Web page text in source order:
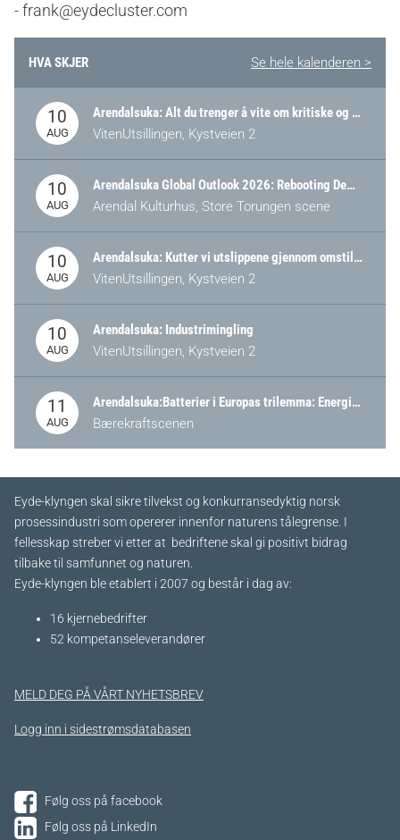
- frank@eydecluster.com
HVA SKJER Se hele kalenderen >
10
AUG
Arendalsuka: Alt du trenger å vite om kritiske og strategiske verdikjeder i Norge
VitenUtsillingen, Kystveien 2
10
AUG
Arendalsuka Global Outlook 2026: Rebooting Democracy for a New World Order
Arendal Kulturhus, Store Torungen scene
10
AUG
Arendalsuka: Kutter vi utslippene gjennom omstilling – eller tap av industri?
VitenUtsillingen, Kystveien 2
10
AUG
Arendalsuka: Industrimingling
VitenUtsillingen, Kystveien 2
11
AUG
Arendalsuka:Batterier i Europas trilemma: Energisikkerhet, konkurransekraft og bærekraft (Battery Norway-arrangement)
Bærekraftscenen
Eyde-klyngen skal sikre tilvekst og konkurransedyktig norsk
prosessindustri som opererer innenfor naturens tålegrense. I
fellesskap streber vi etter at bedriftene skal gi positivt bidrag
tilbake til samfunnet og naturen.
Eyde-klyngen ble etablert i 2007 og består i dag av:
16 kjernebedrifter​
52 kompetanseleverandører
MELD DEG PÅ VÅRT NYHETSBREV
Logg inn i sidestrømsdatabasen
Følg oss på facebook
Følg oss på LinkedIn